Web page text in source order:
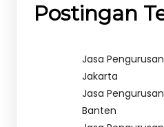
Postingan
Jasa
Jakarta
Jasa
Banten